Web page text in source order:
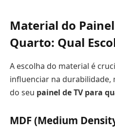
Material do
Quarto: Qual
A escolha do material é
influenciar na durabilidade,
do seu painel de TV para
MDF (Medium